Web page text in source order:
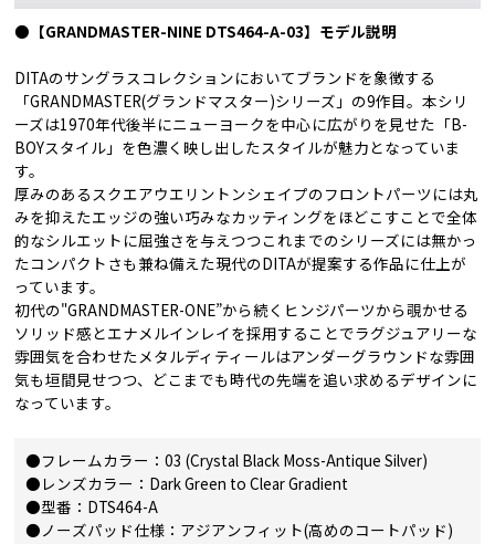
● 【GRANDMASTER-NINE DTS464-A-03】モデル説明
DITAのサングラスコレクションにおいてブランドを象徴する
「GRANDMASTER(グランドマスター)シリーズ」の9作目。本シリ
ーズは1970年代後半にニューヨークを中心に広がりを見せた「B-
BOYスタイル」を色濃く映し出したスタイルが魅力となっていま
す。
厚みのあるスクエアウエリントンシェイプのフロントパーツには丸
みを抑えたエッジの強い巧みなカッティングをほどこすことで全体
的なシルエットに屈強さを与えつつこれまでのシリーズには無かっ
たコンパクトさも兼ね備えた現代のDITAが提案する作品に仕上が
っています。
初代の"GRANDMASTER-ONE”から続くヒンジパーツから覗かせる
ソリッド感とエナメルインレイを採用することでラグジュアリーな
雰囲気を合わせたメタルディティールはアンダーグラウンドな雰囲
気も垣間見せつつ、どこまでも時代の先端を追い求めるデザインに
なっています。
●フレームカラー：03 (Crystal Black Moss-Antique Silver)
●レンズカラー：Dark Green to Clear Gradient
●型番：DTS464-A
●ノーズパッド仕様：アジアンフィット(高めのコートパッド)